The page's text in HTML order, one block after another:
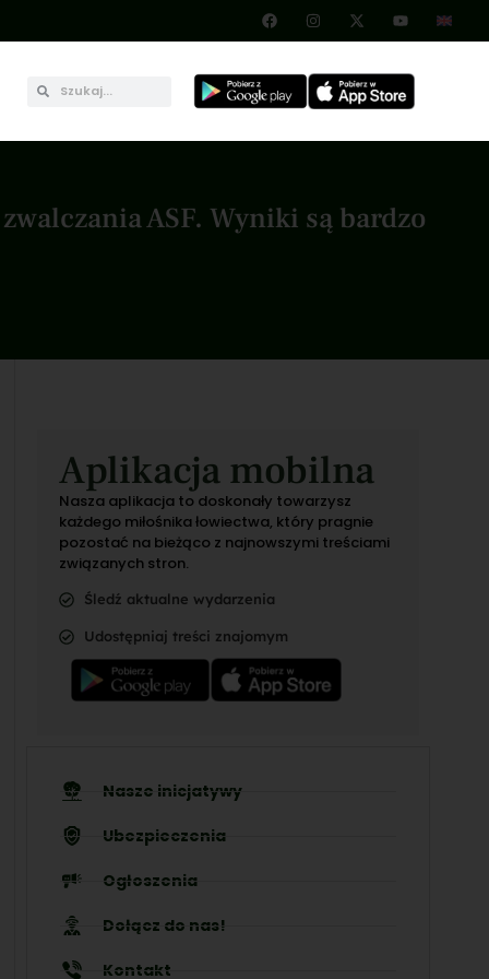
ASF. Wyniki są bardzo
Aplikacja mobilna
Nasza aplikacja to doskonały towarzysz
każdego miłośnika łowiectwa, który pragnie
pozostać na bieżąco z najnowszymi treściami
związanych stron.
Śledź aktualne wydarzenia
Udostępniaj treści znajomym
Nasze inicjatywy
Ubezpieczenia
Ogłoszenia
Dołącz do nas!
Kontakt